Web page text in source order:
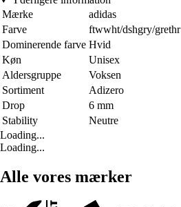
Mærke
adidas
Farve
ftwwht/dshgry/grethr
Dominerende farve Hvid
Køn
Unisex
Aldersgruppe
Voksen
Sortiment
Adizero
Drop
6 mm
Stability
Neutre
Loading...
Loading...
Alle vores mærker